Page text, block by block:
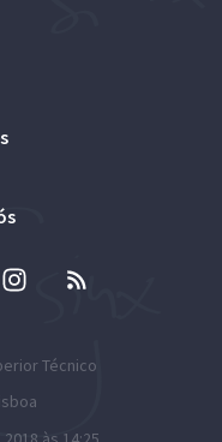
Técnico